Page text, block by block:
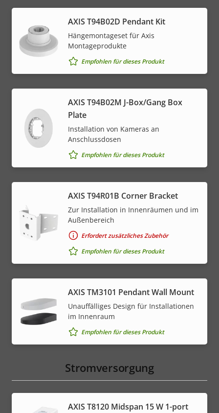
AXIS T94B02D Pendant Kit
Hängemontageset für Axis
Montageprodukte
Empfohlen für dieses Produkt
AXIS T94B02M J-Box/Gang Box
Plate
Installation von Kameras an
Anschlussdosen
Empfohlen für dieses Produkt
AXIS T94R01B Corner Bracket
Zur Installation in Innenräumen und im
Außenbereich
Erfordert zusätzliches Zubehör
Empfohlen für dieses Produkt
AXIS TM3101 Pendant Wall Mount
Unauffälliges Design für Installationen
im Innenraum
Empfohlen für dieses Produkt
Stromversorgung
AXIS T8120 Midspan 15 W 1-port